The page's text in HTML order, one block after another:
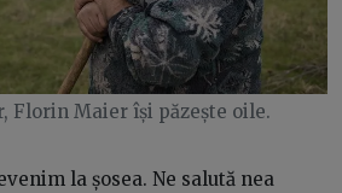
Florin Maier își păzește oile.
la șosea. Ne salută nea